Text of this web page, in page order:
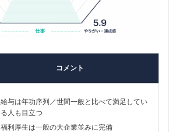
コメント
給与は年功序列／世間一般と比べて満足してい
る人も目立つ
福利厚生は一般の大企業並みに完備